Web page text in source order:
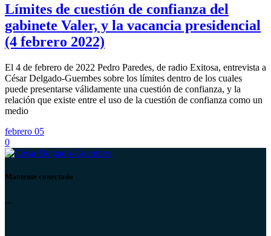
Límites de cuestión de confianza del
gabinete Valer, y la vacancia presidencial
(4 febrero 2022)
El 4 de febrero de 2022 Pedro Paredes, de radio Exitosa, entrevista a
César Delgado-Guembes sobre los límites dentro de los cuales
puede presentarse válidamente una cuestión de confianza, y la
relación que existe entre el uso de la cuestión de confianza como un
medio
febrero 05
0
Mantente conectado
...